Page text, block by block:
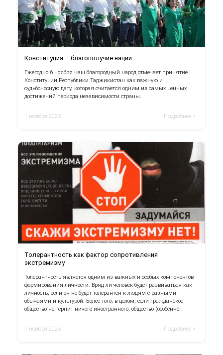
Конституция – благополучие нации
Ежегодно 6 ноября наш благородный народ отмечает принятие
Конституции Республики Таджикистан как важную и
судьбоносную дату, которая считается одним из самых ценных
достижений периода независимости страны.
1 ноября 2023 Подробнее >
Толерантность как фактор сопротивления
экстремизму
Толерантность является одним из важных и особых компонентов
формирования личности. Вряд ли человек будет развиваться как
личность, если он не будет толерантен к людям с разными
обычаями и культурой. Более того, в целом, если гражданское
общество не терпит ничего иностранного, общество (особенно
необходимостью для быстрого развития каждой личности и
1 ноября 2023 Подробнее >